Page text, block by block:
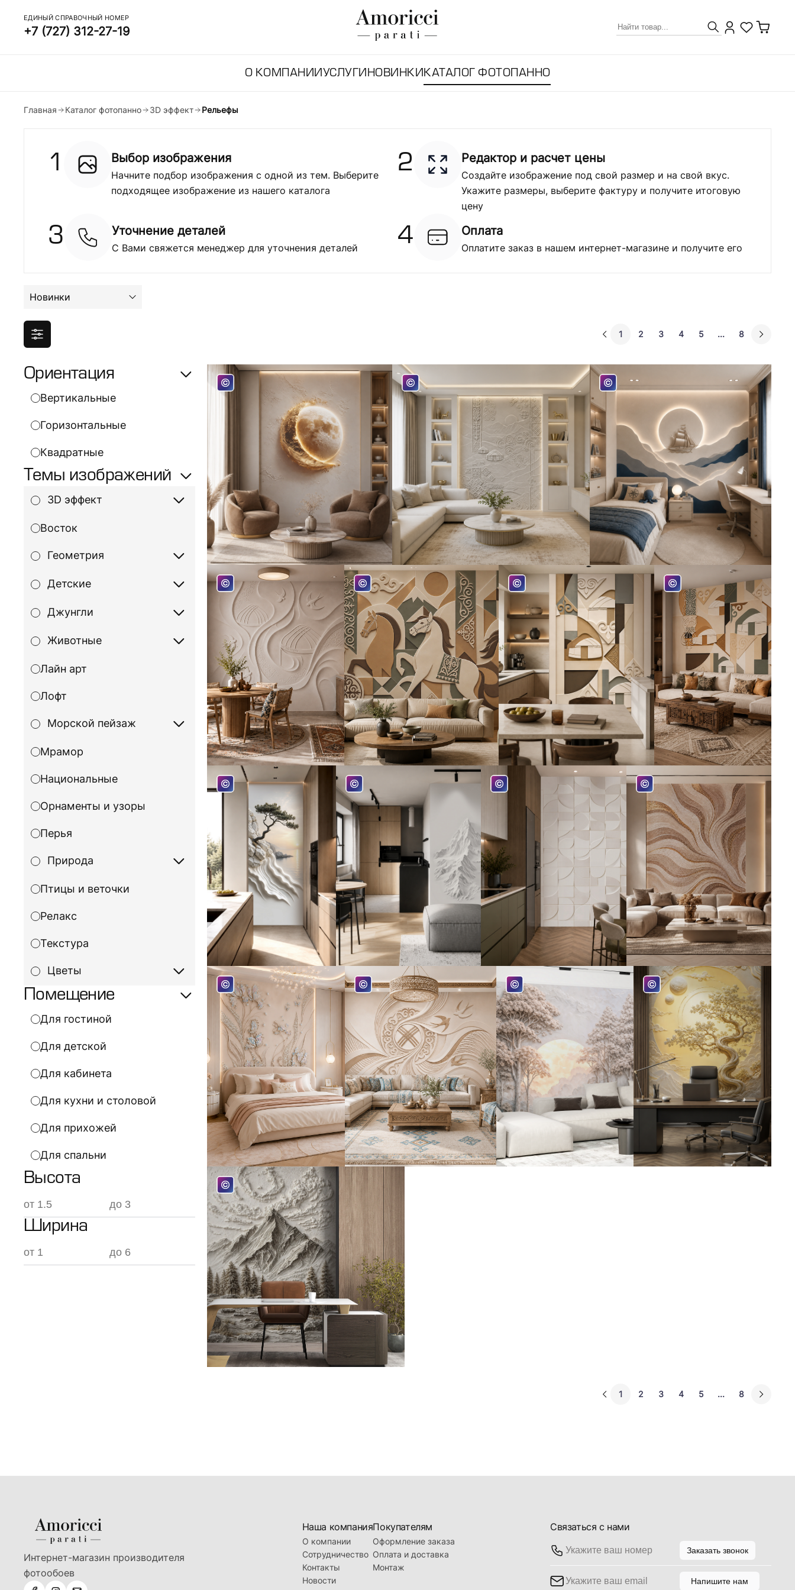
ЕДИНЫЙ СПРАВОЧНЫЙ НОМЕР
+7 (727) 312-27-19
О КОМПАНИИ УСЛУГИ НОВИНКИ КАТАЛОГ ФОТОПАННО
Главная Каталог фотопанно 3D эффект Рельефы
1 Выбор изображения
Начните подбор изображения с одной из тем. Выберите
подходящее изображение из нашего каталога
2 Редактор и расчет цены
Создайте изображение под свой размер и на свой вкус.
Укажите размеры, выберите фактуру и получите итоговую
цену
3 Уточнение деталей
С Вами свяжется менеджер для уточнения деталей 4 Оплата
Оплатите заказ в нашем интернет-магазине и получите его
Новинки
1 2 3 4 5 ... 8
Ориентация
Вертикальные
Горизонтальные
Квадратные
Помещение
Для гостиной
Для детской
Для кабинета
Для кухни и столовой
Для прихожей
Для спальни
Высота
Ширина
Темы изображений
3D эффект
Восток
Геометрия
Детские
Джунгли
Животные
Лайн арт
Лофт
Морской пейзаж
Мрамор
Национальные
Орнаменты и узоры
Перья
Природа
Птицы и веточки
Релакс
Текстура
Цветы
1 2 3 4 5 ... 8
Интернет-магазин производителя
фотообоев
Наша компания
О компании
Сотрудничество
Контакты
Новости
Покупателям
Оформление заказа
Оплата и доставка
Монтаж
Связаться с нами
Заказать звонок
Напишите нам